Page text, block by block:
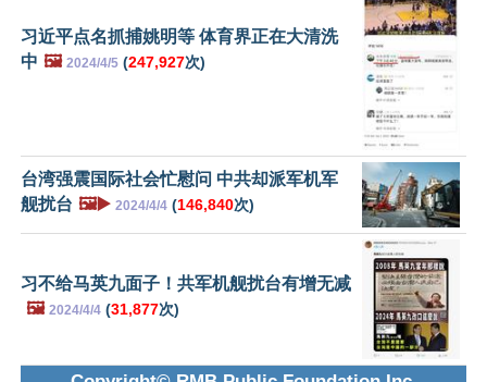
习近平点名抓捕姚明等 体育界正在大清洗
中 🖼️ 2024/4/5 (247,927次)
台湾强震国际社会忙慰问 中共却派军机军
舰扰台 🖼️▶️ 2024/4/4 (146,840次)
习不给马英九面子！共军机舰扰台有增无减
🖼️ 2024/4/4 (31,877次)